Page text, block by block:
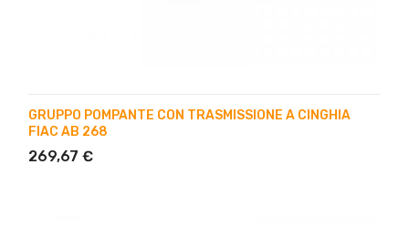
GRUPPO POMPANTE CON TRASMISSIONE A CINGHIA
FIAC AB 268
269,67 €